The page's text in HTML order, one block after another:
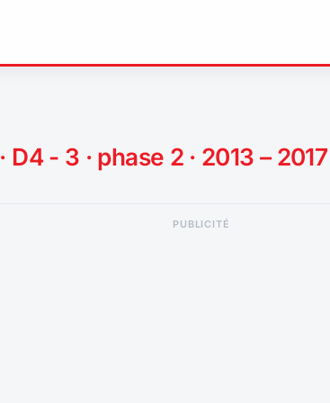
· D4 - 3 · phase 2 · 2013 – 2017
PUBLICITÉ